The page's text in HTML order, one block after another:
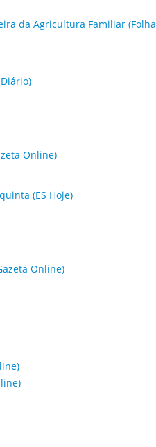
da Agricultura Familiar (Folha
Online)
(ES Hoje)
Online)